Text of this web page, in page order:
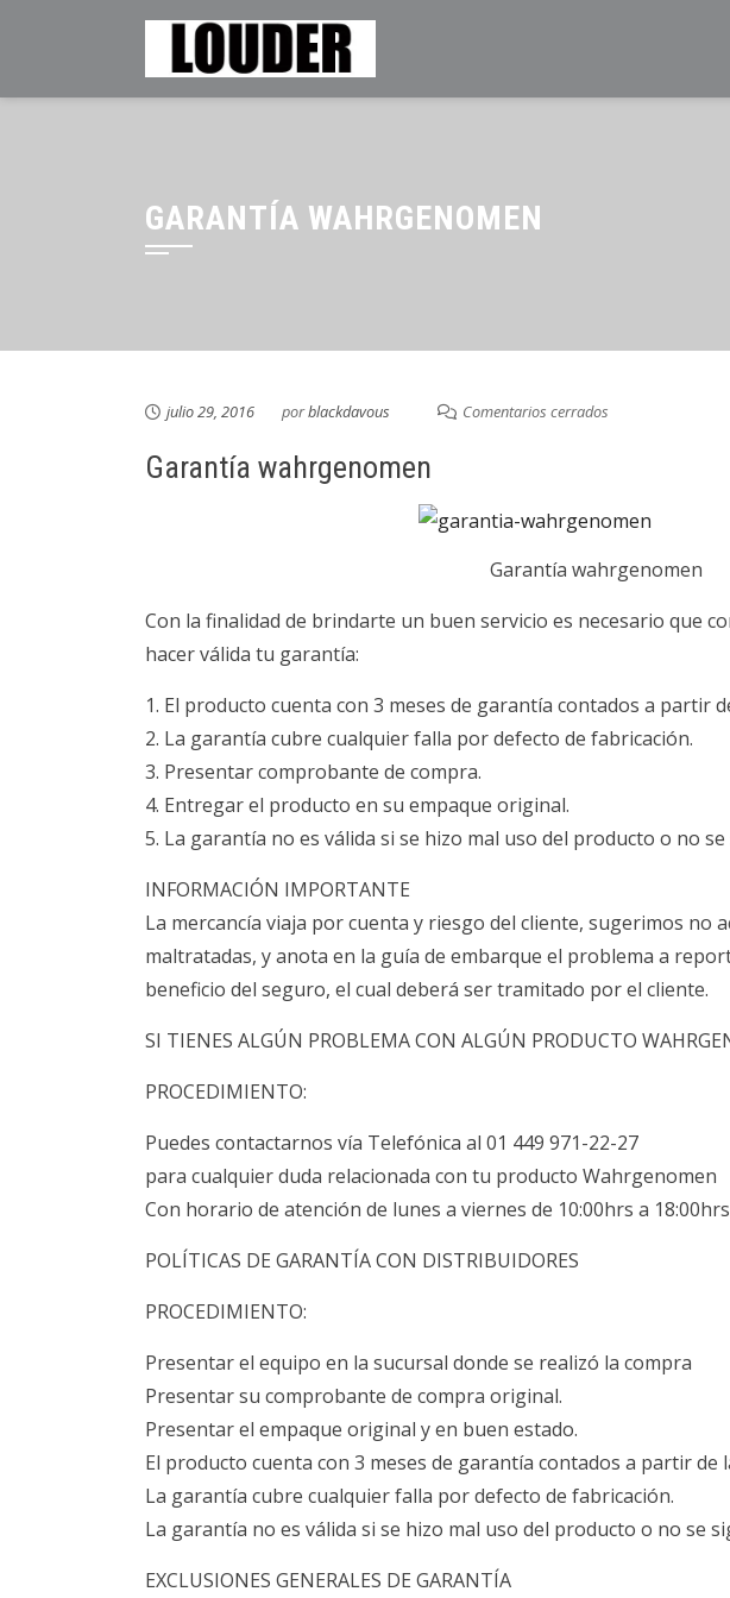
GARANTÍA WAHRGENOMEN
julio 29, 2016 porblackdavous Comentarios cerrados
Garantía wahrgenomen
Garantía wahrgenomen
Con la finalidad de brindarte un buen servicio es necesario que
hacer válida tu garantía:
1. El producto cuenta con 3 meses de garantía contados a partir
2. La garantía cubre cualquier falla por defecto de fabricación.
3. Presentar comprobante de compra.
4. Entregar el producto en su empaque original.
5. La garantía no es válida si se hizo mal uso del producto o no
INFORMACIÓN IMPORTANTE
La mercancía viaja por cuenta y riesgo del cliente, sugerimos no
maltratadas, y anota en la guía de embarque el problema a
beneficio del seguro, el cual deberá ser tramitado por el cliente.
SI TIENES ALGÚN PROBLEMA CON ALGÚN PRODUCTO
PROCEDIMIENTO:
Puedes contactarnos vía Telefónica al 01 449 971-22-27
para cualquier duda relacionada con tu producto Wahrgenomen
Con horario de atención de lunes a viernes de 10:00hrs a 18:00hrs
POLÍTICAS DE GARANTÍA CON DISTRIBUIDORES
PROCEDIMIENTO:
Presentar el equipo en la sucursal donde se realizó la compra
Presentar su comprobante de compra original.
Presentar el empaque original y en buen estado.
El producto cuenta con 3 meses de garantía contados a partir de
La garantía cubre cualquier falla por defecto de fabricación.
La garantía no es válida si se hizo mal uso del producto o no se
EXCLUSIONES GENERALES DE GARANTÍA